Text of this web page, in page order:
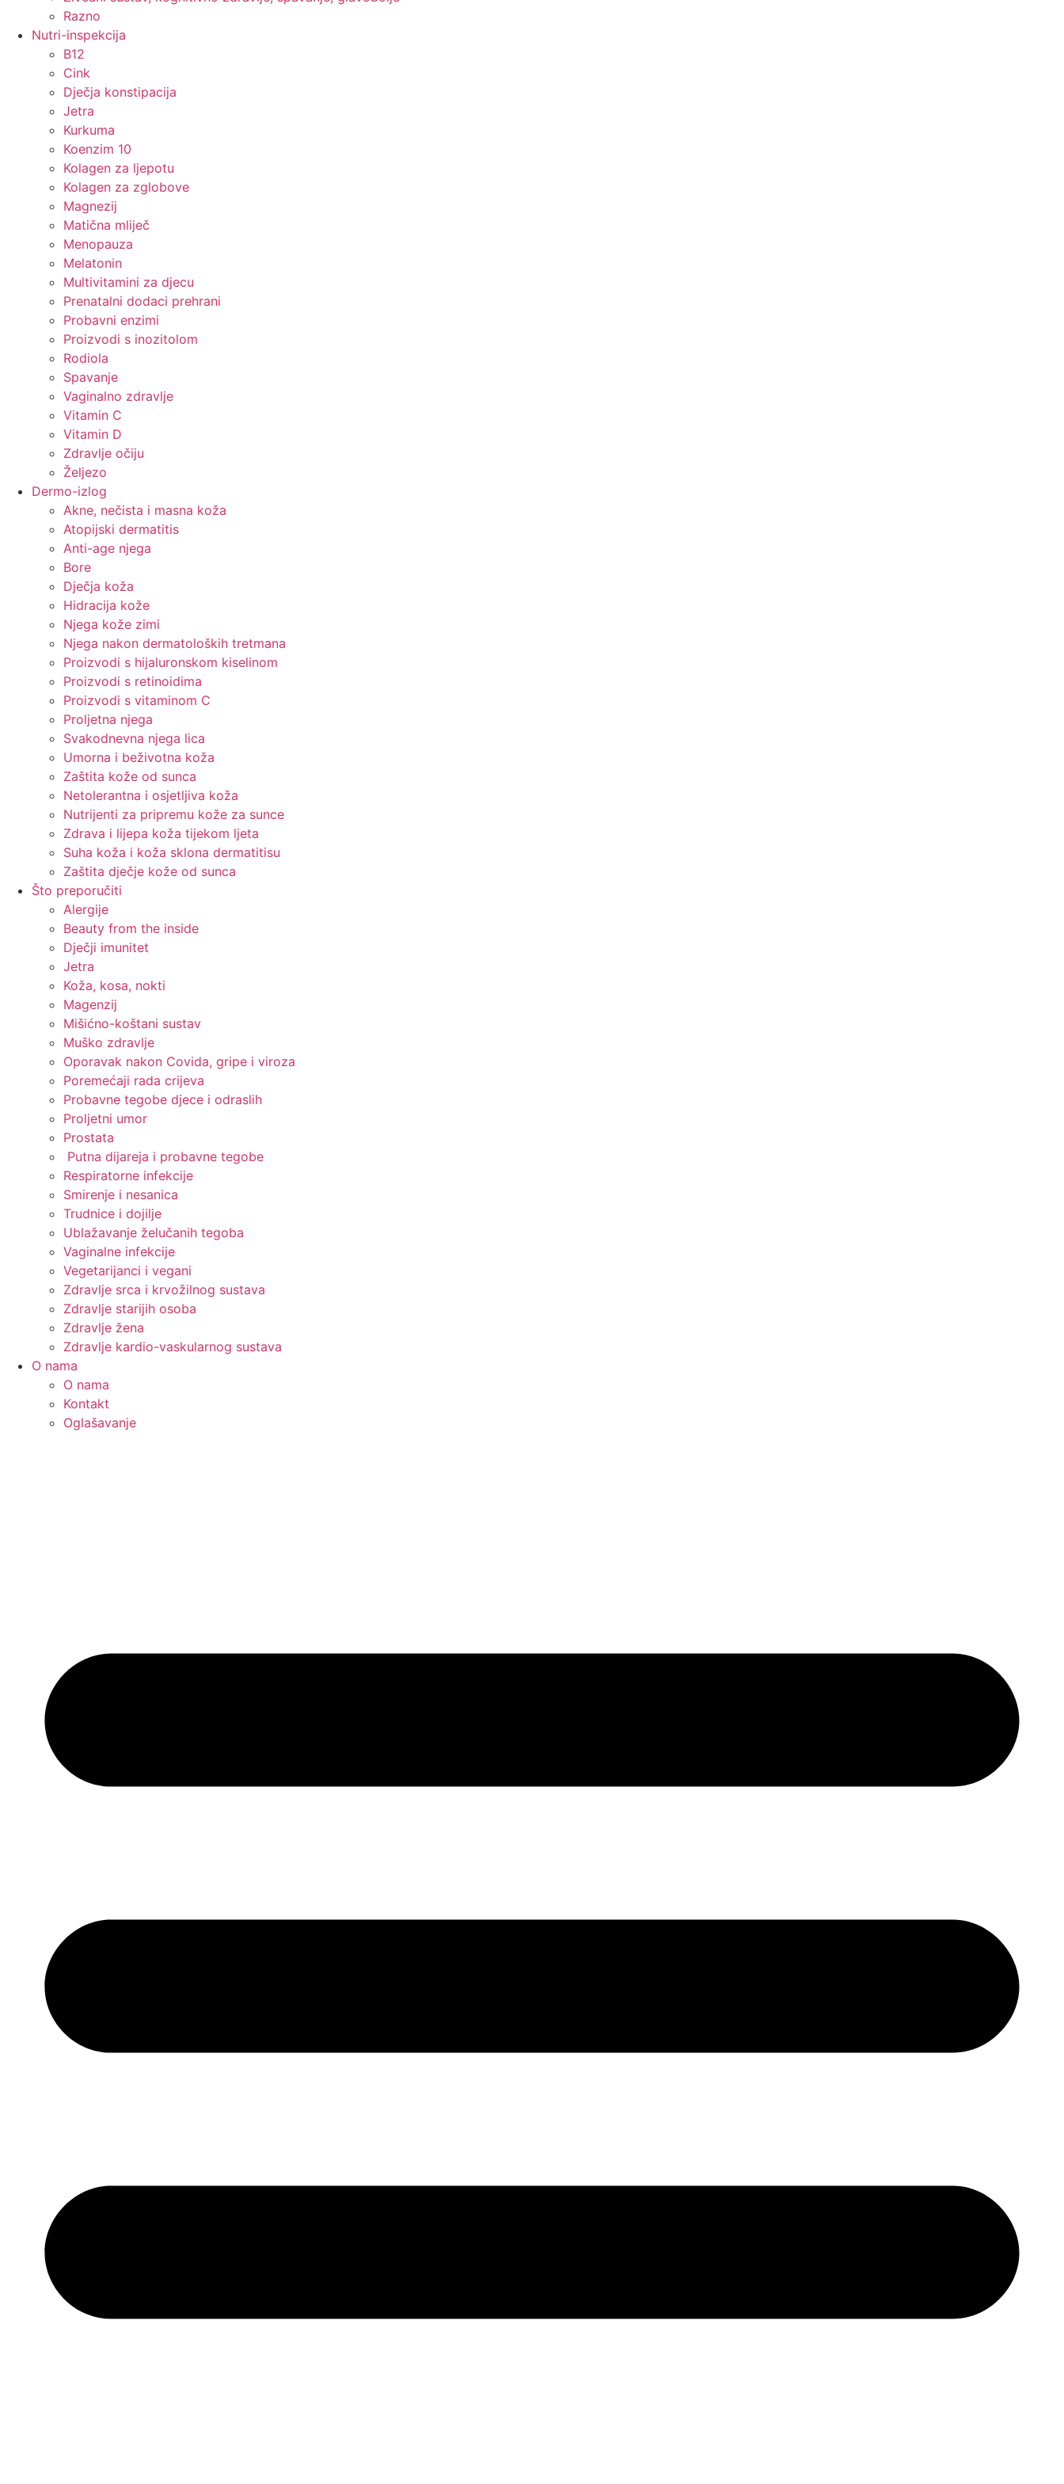
Razno
Nutri-inspekcija
B12
Cink
Dječja konstipacija
Jetra
Kurkuma
Koenzim 10
Kolagen za ljepotu
Kolagen za zglobove
Magnezij
Matična mliječ
Menopauza
Melatonin
Multivitamini za djecu
Prenatalni dodaci prehrani
Probavni enzimi
Proizvodi s inozitolom
Rodiola
Spavanje
Vaginalno zdravlje
Vitamin C
Vitamin D
Zdravlje očiju
Željezo
Dermo-izlog
Akne, nečista i masna koža
Atopijski dermatitis
Anti-age njega
Bore
Dječja koža
Hidracija kože
Njega kože zimi
Njega nakon dermatoloških tretmana
Proizvodi s hijaluronskom kiselinom
Proizvodi s retinoidima
Proizvodi s vitaminom C
Proljetna njega
Svakodnevna njega lica
Umorna i beživotna koža
Zaštita kože od sunca
Netolerantna i osjetljiva koža
Nutrijenti za pripremu kože za sunce
Zdrava i lijepa koža tijekom ljeta
Suha koža i koža sklona dermatitisu
Zaštita dječje kože od sunca
Što preporučiti
Alergije
Beauty from the inside
Dječji imunitet
Jetra
Koža, kosa, nokti
Magenzij
Mišićno-koštani sustav
Muško zdravlje
Oporavak nakon Covida, gripe i viroza
Poremećaji rada crijeva
Probavne tegobe djece i odraslih
Proljetni umor
Prostata
Putna dijareja i probavne tegobe
Respiratorne infekcije
Smirenje i nesanica
Trudnice i dojilje
Ublažavanje želučanih tegoba
Vaginalne infekcije
Vegetarijanci i vegani
Zdravlje srca i krvožilnog sustava
Zdravlje starijih osoba
Zdravlje žena
Zdravlje kardio-vaskularnog sustava
O nama
O nama
Kontakt
Oglašavanje